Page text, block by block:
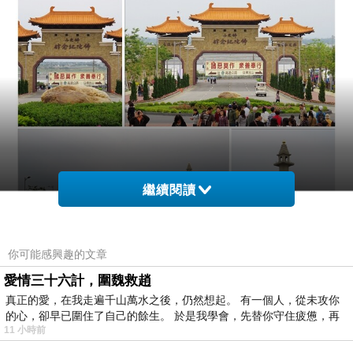
繼續閱讀
你可能感興趣的文章
愛情三十六計，圍魏救趙
真正的愛，在我走遍千山萬水之後，仍然想起。 有一個人，從未攻你
的心，卻早已圍住了自己的餘生。 於是我學會，先替你守住疲憊，再
11 小時前